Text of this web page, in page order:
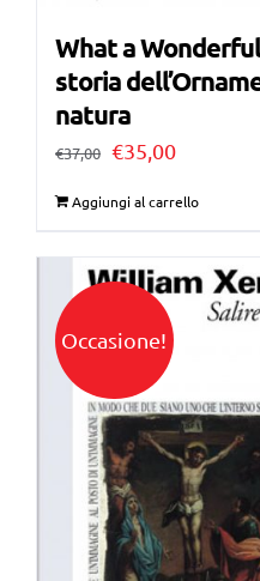
What a
storia
natura
€37,00 Il
era:
€37,00.
€35,00Il
€35,00.
Aggiungi al carrello
Occasione!